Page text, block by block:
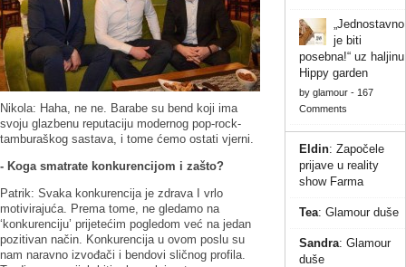
Nikola: Haha, ne ne. Barabe su bend koji ima
svoju glazbenu reputaciju modernog pop-rock-
tamburaškog sastava, i tome ćemo ostati vjerni.
- Koga smatrate konkurencijom i zašto?
Patrik: Svaka konkurencija je zdrava I vrlo
motivirajuća. Prema tome, ne gledamo na
‘konkurenciju’ prijetećim pogledom već na jedan
pozitivan način. Konkurencija u ovom poslu su
nam naravno izvođači i bendovi sličnog profila.
„Jednostavno
je biti
posebna!“ uz haljinu
Hippy garden
by glamour- 167
Comments
Eldin: Započele
prijave u reality
show Farma
Tea: Glamour duše
Sandra: Glamour
duše